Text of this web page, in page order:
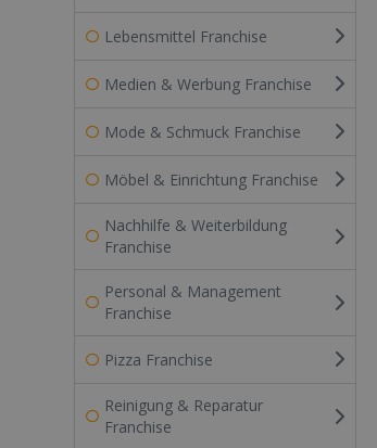
Lebensmittel Franchise
Medien & Werbung Franchise
Mode & Schmuck Franchise
Möbel & Einrichtung Franchise
Nachhilfe & Weiterbildung
Franchise
Personal & Management
Franchise
Pizza Franchise
Reinigung & Reparatur
Franchise